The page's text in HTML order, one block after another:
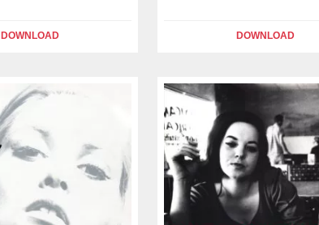
DOWNLOAD DOWNLOAD